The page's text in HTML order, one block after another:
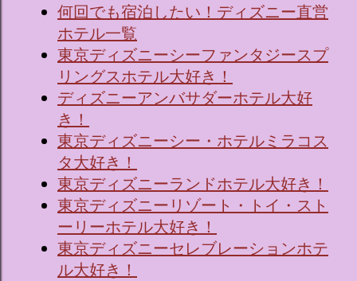
何回でも宿泊したい！ディズニー直営
ホテル一覧
東京ディズニーシーファンタジースプ
リングスホテル大好き！
ディズニーアンバサダーホテル大好
き！
東京ディズニーシー・ホテルミラコス
タ大好き！
東京ディズニーランドホテル大好き！
東京ディズニーリゾート・トイ・スト
ーリーホテル大好き！
東京ディズニーセレブレーションホテ
ル大好き！